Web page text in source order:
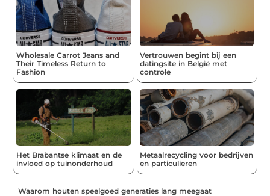
Wholesale Carrot Jeans and
Their Timeless Return to
Fashion
Vertrouwen begint bij een
datingsite in België met
controle
Het Brabantse klimaat en de
invloed op tuinonderhoud
Metaalrecycling voor bedrijven
en particulieren
Waarom houten speelgoed generaties lang meegaat